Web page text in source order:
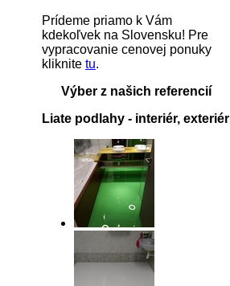
Prídeme priamo k Vám
kdekoľvek na Slovensku! Pre
vypracovanie cenovej ponuky
kliknite tu.
Výber z našich referencií
Liate podlahy - interiér, exteriér